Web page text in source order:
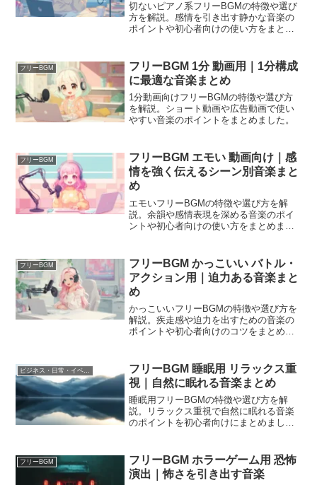
切ないピアノ系フリーBGMの特徴や選び
方を解説。感情を引き出す静かな音楽の
ポイントや初心者向けの使い方をまとめ
フリーBGM
フリーBGM 1分 動画用｜1分構成
に最適な音楽まとめ
1分動画向けフリーBGMの特徴や選び方
を解説。ショート動画や広告動画で使い
やすい音楽のポイントをまとめました。
フリーBGM
フリーBGM エモい 動画向け｜感
情を強く伝えるシーン別音楽まと
め
エモいフリーBGMの特徴や選び方を解
説。余韻や感情表現を深める音楽のポイ
ントや初心者向けの使い方をまとめまし
フリーBGM
フリーBGM かっこいい バトル・
アクション用｜迫力ある音楽まと
め
かっこいいフリーBGMの特徴や選び方を
解説。疾走感や迫力を出すための音楽の
ポイントや初心者向けのコツをまとめま
ビジネス・日常・イベント
フリーBGM 睡眠用 リラックス重
視｜自然に眠れる音楽まとめ
睡眠用フリーBGMの特徴や選び方を解
説。リラックス重視で自然に眠れる音楽
のポイントを初心者向けにまとめまし
フリーBGM
フリーBGM ホラーゲーム用 恐怖
演出｜怖さを引き出す音楽